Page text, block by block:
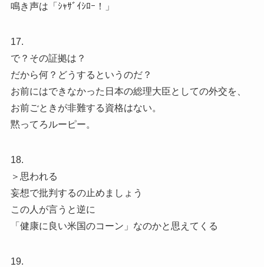
鳴き声は「ｼｬｻﾞｲｼﾛｰ！」
17.
で？その証拠は？
だから何？どうするというのだ？
お前にはできなかった日本の総理大臣としての外交を、
お前ごときが非難する資格はない。
黙ってろルーピー。
18.
＞思われる
妄想で批判するの止めましょう
この人が言うと逆に
「健康に良い米国のコーン」なのかと思えてくる
19.